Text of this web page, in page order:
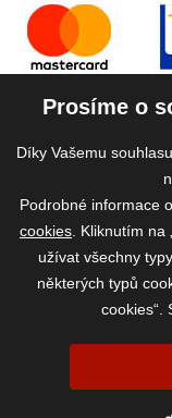
2026 ©www.vase-
Prosíme o
Díky Vašemu
Podrobné informace
cookies . Kliknutím
užívat všechny
některých typů
cookies“.